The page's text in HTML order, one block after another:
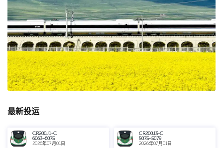
最新投运
CR200J1-C
6063~6075
2026年07月01日
CR200J3-C
5075~5079
2026年07月01日